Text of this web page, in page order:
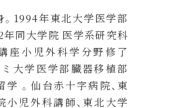
。1994年東北大学医学部
年同大学院 医学系研究科
座小児外科学分野修了
ミ大学医学部臓器移植部
学 。仙台赤十字病院、東
小児外科講師、東北大学